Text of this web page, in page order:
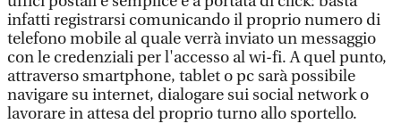
infatti registrarsi comunicando il proprio numero di
telefono mobile al quale verrà inviato un messaggio
con le credenziali per l'accesso al wi-fi. A quel punto,
attraverso smartphone, tablet o pc sarà possibile
navigare su internet, dialogare sui social network o
lavorare in attesa del proprio turno allo sportello.